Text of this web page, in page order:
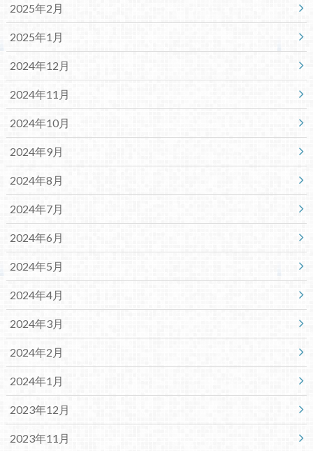
2025年2月
2025年1月
2024年12月
2024年11月
2024年10月
2024年9月
2024年8月
2024年7月
2024年6月
2024年5月
2024年4月
2024年3月
2024年2月
2024年1月
2023年12月
2023年11月